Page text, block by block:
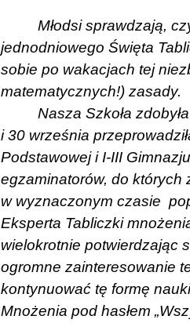
Młodsi sprawdzają,
jednodniowego Święta
sobie po wakacjach tej
matematycznych!) zasady.
Nasza Szkoła
i 30 września
Podstawowej i I-III
egzaminatorów, do których
w wyznaczonym czasie
Eksperta Tabliczki
wielokrotnie potwierdzając
ogromne zainteresowanie
kontynuować tę formę
Mnożenia pod hasłem